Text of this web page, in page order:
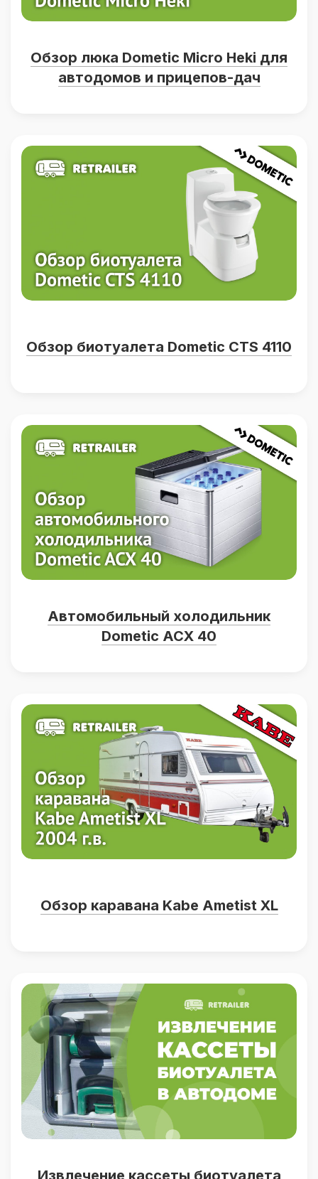
Обзор люка Dometic Micro Heki для
автодомов и прицепов-дач
Обзор биотуалета Dometic CTS 4110
Автомобильный холодильник
Dometic ACX 40
Обзор каравана Kabe Ametist XL
Извлечение кассеты биотуалета